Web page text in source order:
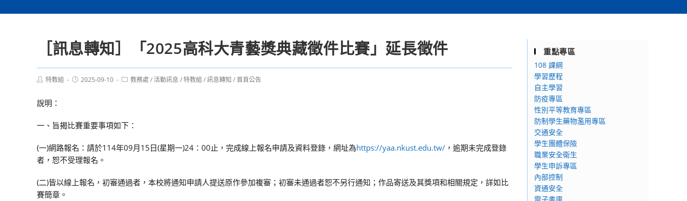
［訊息轉知］「2025高科大青藝獎典藏徵件比賽」延長徵件
Post特教組
Post2025-09-10
Post教務處 /活動訊息 /特教組 /訊息轉知 /首頁公告
說明：
一、旨揭比賽重要事項如下：
(一)網路報名：請於114年09月15日(星期一)24：00止，完成線上報名申請及資料登錄，網址為https://yaa.nkust.edu.tw/ ，逾期未完成登錄
者，恕不受理報名。
(二)皆以線上報名，初審通過者，本校將通知申請人提送原作參加複審；初審未通過者恕不另行通知；作品寄送及其獎項和相關規定，詳如比
賽簡章。
重點專區
108 課綱
學習歷程
自主學習
防疫專區
性別平等教育專區
防制學生藥物濫用專區
交通安全
學生團體保險
職業安全衛生
學生申訴專區
內部控制
資通安全